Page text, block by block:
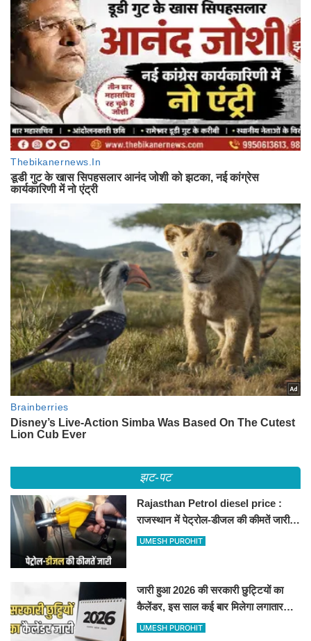
झट-पट
Rajasthan Petrol diesel price :
राजस्थान में पेट्रोल-डीजल की कीमतें जारी,
जानिए बीकानेर समेत पुरे प्रदेश में नए रेट
UMESH PUROHIT
जारी हुआ 2026 की सरकारी छुट्टियों का
कैलेंडर, इस साल कई बार मिलेगा लगातार
अवकाश, देखें
UMESH PUROHIT